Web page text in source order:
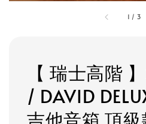
1 / 3
【 瑞士高階
/ DAVID
吉他音箱 頂級